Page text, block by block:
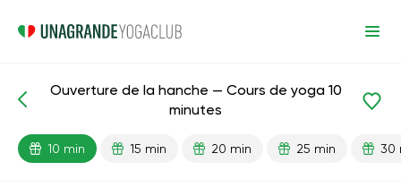
Flexibilité Bassin
Ouverture de la hanche — Cours de yoga 10
minutes
10 min 15 min 20 min 25 min 30